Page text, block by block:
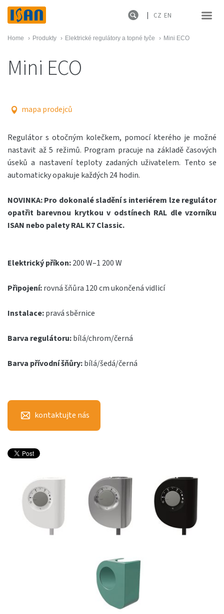
CZ EN
Home › Produkty › Elektrické regulátory a topné tyče › Mini ECO
Mini ECO
mapa prodejců
Regulátor s otočným kolečkem, pomocí kterého je možné
nastavit až 5 režimů. Program pracuje na základě časových
úseků a nastavení teploty zadaných uživatelem. Tento se
automaticky opakuje každých 24 hodin.
NOVINKA: Pro dokonalé sladění s interiérem lze regulátor
opatřit barevnou krytkou v odstínech RAL dle vzorníku
ISAN nebo palety RAL K7 Classic.
Elektrický příkon:200 W–1 200 W
Připojení:rovná šňůra 120 cm ukončená vidlicí
Instalace:pravá sběrnice
Barva regulátoru:bílá/chrom/černá
Barva přívodní šňůry:bílá/šedá/černá
kontaktujte nás